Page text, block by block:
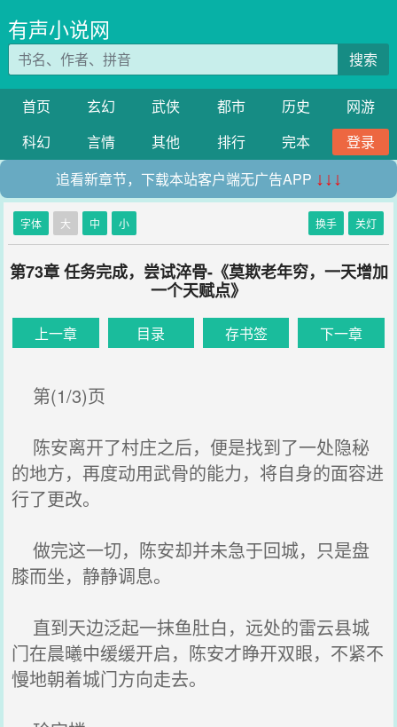
有声小说网
搜索
首页 玄幻 武侠 都市 历史
网游
科幻
言情 其他 排行 完本
登录
追看新章节，下载本站客户端无广告APP ↓↓↓
字体 大 中 小 换手 关灯
第73章 任务完成，尝试淬骨-《莫欺老年穷，一天增加
一个天赋点》
上一章 目录 存书签 下一章
第(1/3)页
陈安离开了村庄之后，便是找到了一处隐秘
的地方，再度动用武骨的能力，将自身的面容进
行了更改。
做完这一切，陈安却并未急于回城，只是盘
膝而坐，静静调息。
直到天边泛起一抹鱼肚白，远处的雷云县城
门在晨曦中缓缓开启，陈安才睁开双眼，不紧不
慢地朝着城门方向走去。